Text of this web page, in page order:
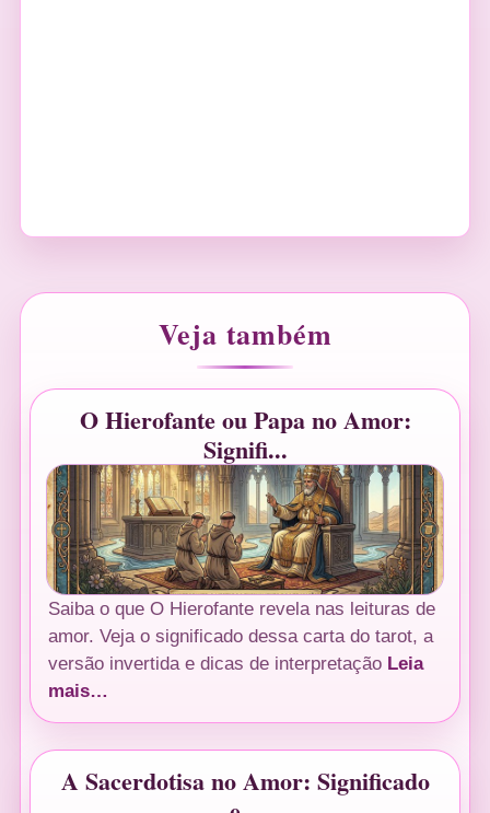
Veja também
O Hierofante ou Papa no Amor:
Signifi...
Saiba o que O Hierofante revela nas leituras de
amor. Veja o significado dessa carta do tarot, a
versão invertida e dicas de interpretação Leia
mais…
A Sacerdotisa no Amor: Significado